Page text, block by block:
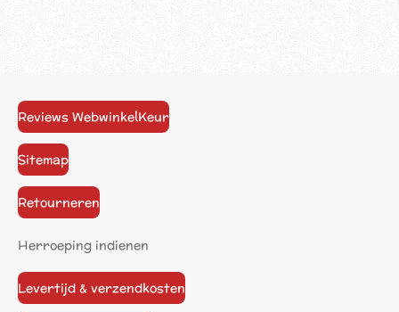
Reviews WebwinkelKeur
Sitemap
Retourneren
Herroeping indienen
Levertijd & verzendkosten